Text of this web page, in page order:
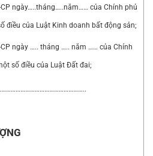
ngày…..tháng…..năm…… của Chính phủ
điều của Luật Kinh doanh bất động sản;
ngày ….. tháng ….. năm …… của Chính
số điều của Luật Đất đai;